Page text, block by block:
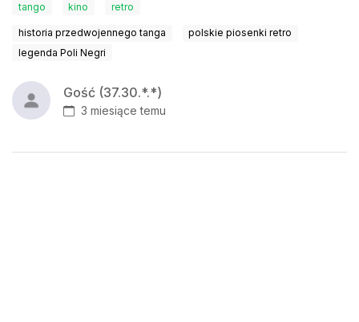
tango kino retro
historia przedwojennego tanga
polskie piosenki retro
legenda Poli Negri
Gość (37.30.*.*)
3 miesiące temu